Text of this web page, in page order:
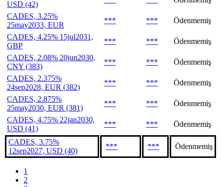
USD (42)
CADES, 3.25%
25may2033, EUR
*** ***
Ödenmemiş
CADES, 4.25% 15jul2031,
GBP
*** ***
Ödenmemiş
CADES, 2.08% 20jun2030,
CNY (383)
*** ***
Ödenmemiş
CADES, 2.375%
24sep2028, EUR (382)
*** ***
Ödenmemiş
CADES, 2.875%
25may2030, EUR (381)
*** ***
Ödenmemiş
CADES, 4.75% 22jan2030,
USD (41)
*** *** Ödenmemiş
CADES, 3.75%
12sep2027, USD (40)
*** *** Ödenmemiş
1
2